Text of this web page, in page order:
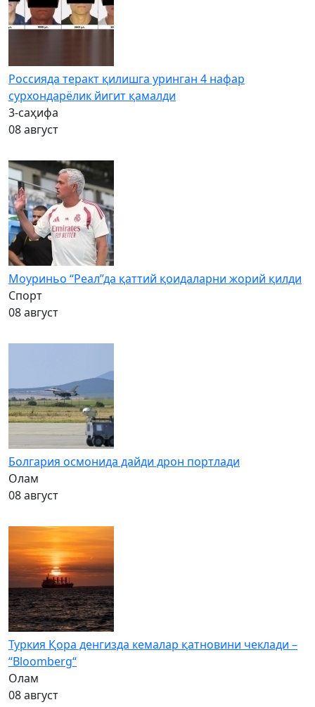
Россияда теракт қилишга уринган 4 нафар
сурхондарёлик йигит қамалди
3-саҳифа
08 август
Моуриньо “Реал”да қаттий қоидаларни жорий қилди
Спорт
08 август
Болгария осмонида дайди дрон портлади
Олам
08 август
Туркия Қора денгизда кемалар қатновини чеклади –
“Bloomberg“
Олам
08 август